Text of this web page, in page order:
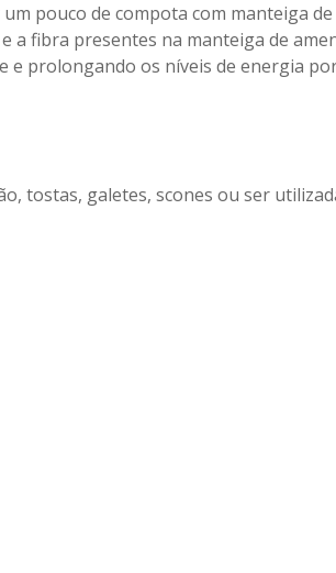
pouco de compota com manteiga
a fibra presentes na manteiga de
e prolongando os níveis de energia
tostas, galetes, scones ou ser